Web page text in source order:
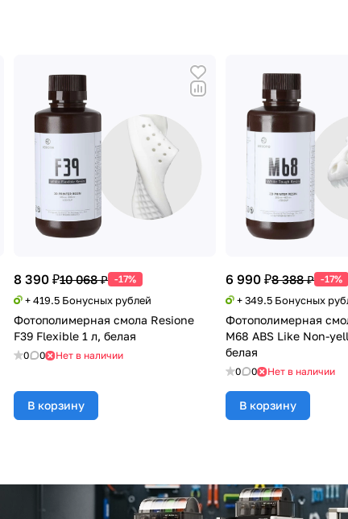
8 390 ₽10 068 ₽ -17%
+ 419.5 Бонусных рублей
Фотополимерная смола Resione
F39 Flexible 1 л, белая
0 0 Нет в наличии
В корзину
6 990 ₽8 388 ₽ -17%
+ 349.5 Бонусных
Фотополимерная
M68 ABS Like Non-
белая
0 0 Нет в наличии
В корзину